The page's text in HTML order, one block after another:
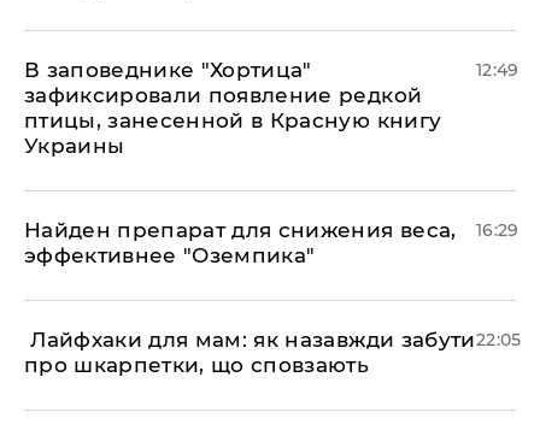
В заповеднике "Хортица"
зафиксировали появление редкой
птицы, занесенной в Красную книгу
Украины
12:49
Найден препарат для снижения веса,
эффективнее "Оземпика"
16:29
​ Лайфхаки для мам: як назавжди забути
про шкарпетки, що сповзають
22:05